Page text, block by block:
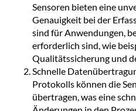
Sensoren bieten eine
Genauigkeit bei der
sind für Anwendungen,
erforderlich sind, wie
Qualitätssicherung und
Schnelle
Protokolls können die
übertragen, was eine